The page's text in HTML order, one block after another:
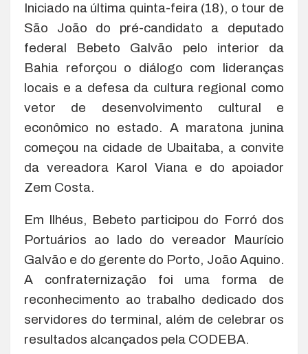
Iniciado na última quinta-feira (18), o tour de
São João do pré-candidato a deputado
federal Bebeto Galvão pelo interior da
Bahia reforçou o diálogo com lideranças
locais e a defesa da cultura regional como
vetor de desenvolvimento cultural e
econômico no estado. A maratona junina
começou na cidade de Ubaitaba, a convite
da vereadora Karol Viana e do apoiador
Zem Costa.
Em Ilhéus, Bebeto participou do Forró dos
Portuários ao lado do vereador Maurício
Galvão e do gerente do Porto, João Aquino.
A confraternização foi uma forma de
reconhecimento ao trabalho dedicado dos
servidores do terminal, além de celebrar os
resultados alcançados pela CODEBA.